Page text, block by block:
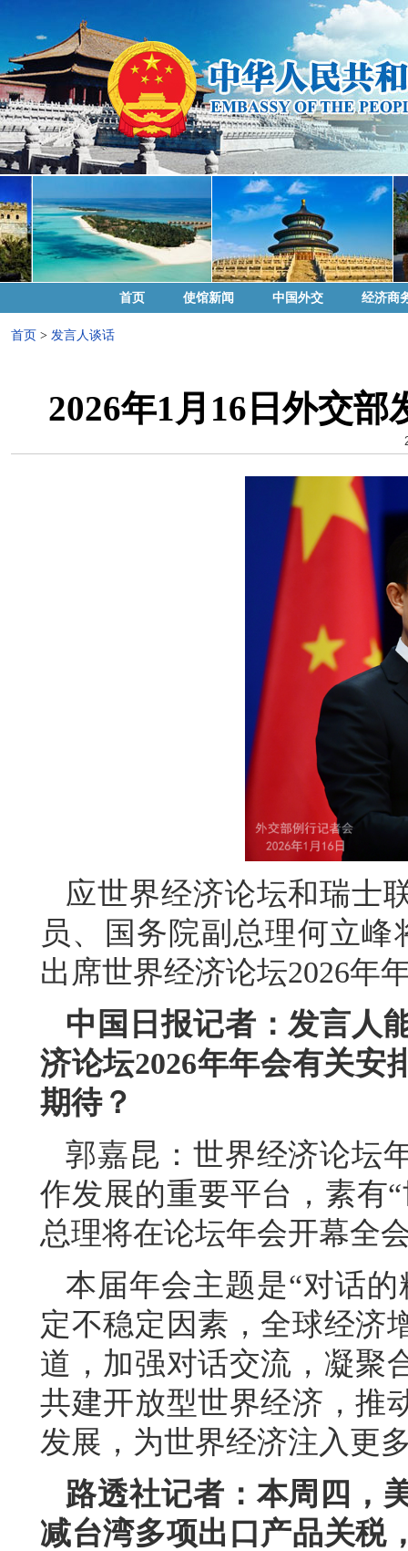
首页 使馆新闻 中国外交 经济商
首页 > 发言人谈话
2026年1月16日外交
应世界经济论坛和瑞士
员、国务院副总理何立峰
出席世界经济论坛2026年
中国日报记者：发言人
济论坛2026年年会有关安
期待？
郭嘉昆：世界经济论坛
作发展的重要平台，素有
总理将在论坛年会开幕全
本届年会主题是“对话
定不稳定因素，全球经济
道，加强对话交流，凝聚
共建开放型世界经济，推
发展，为世界经济注入更
路透社记者：本周四，
减台湾多项出口产品关税